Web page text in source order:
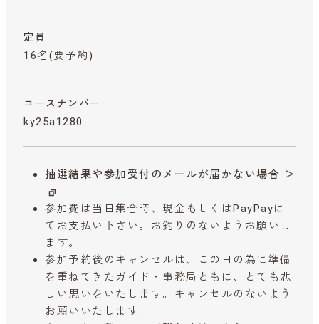
定員
16名(要予約)
コースナンバー
ky25a1280
抽選結果や参加受付のメールが届かない場合 ＞
参加費は当日集合時、現金もしくはPayPayに
てお支払い下さい。お釣りのないようお願いし
ます。
参加予約後のキャンセルは、この日の為に準備
を重ねてきたガイド・事務局ともに、とても悲
しい思いをいたします。キャンセルのないよう
お願いいたします。